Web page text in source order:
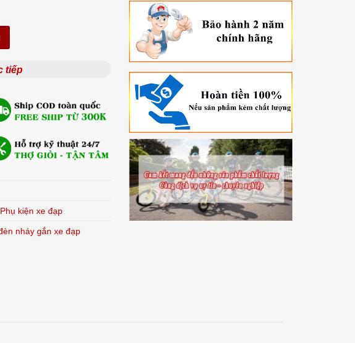
nước, sạc USB số lượng
tiếp
Phụ kiện xe đạp
nháy gắn xe đạp